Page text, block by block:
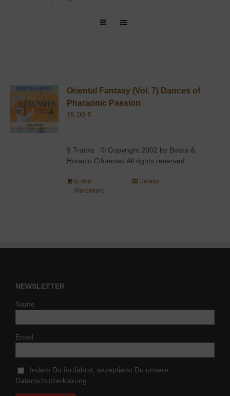
Oriental Fantasy (Vol. 7) Dances of
Pharaonic Passion
15,00€
9 Tracks © Copyright 2002 by Beata &
Horacio Cifuentes All rights reserved
In den
Warenkorb
Details
NEWSLETTER
Name
Email
Indem Du fortfährst, akzeptierst Du unsere
Datenschutzerklärung.